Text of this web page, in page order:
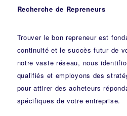
Recherche de Repreneurs
Trouver le bon repreneur est
continuité et le succès futur de
notre vaste réseau, nous
qualifiés et employons des
pour attirer des acheteurs
spécifiques de votre entreprise.